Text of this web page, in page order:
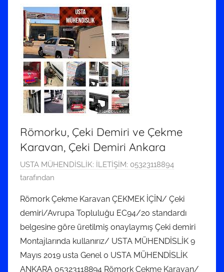
Römorku, Çeki Demiri ve Çekme
Karavan, Çeki Demiri Ankara
2
T
m
m
u
z
2
0
USTA MÜHENDİSLİK: İLETİŞİM: 05323118894
tarafından
Römork Çekme Karavan ÇEKMEK İÇİN/ Çeki
demiri/Avrupa Topluluğu EC94/20 standardı
belgesine göre üretilmiş onaylaymış Çeki demiri
Montajlarında kullanırız/ USTA MÜHENDİSLİK 9
Mayıs 2019 usta Genel 0 USTA MÜHENDİSLİK
ANKARA 05323118894 Römork Çekme Karavan/